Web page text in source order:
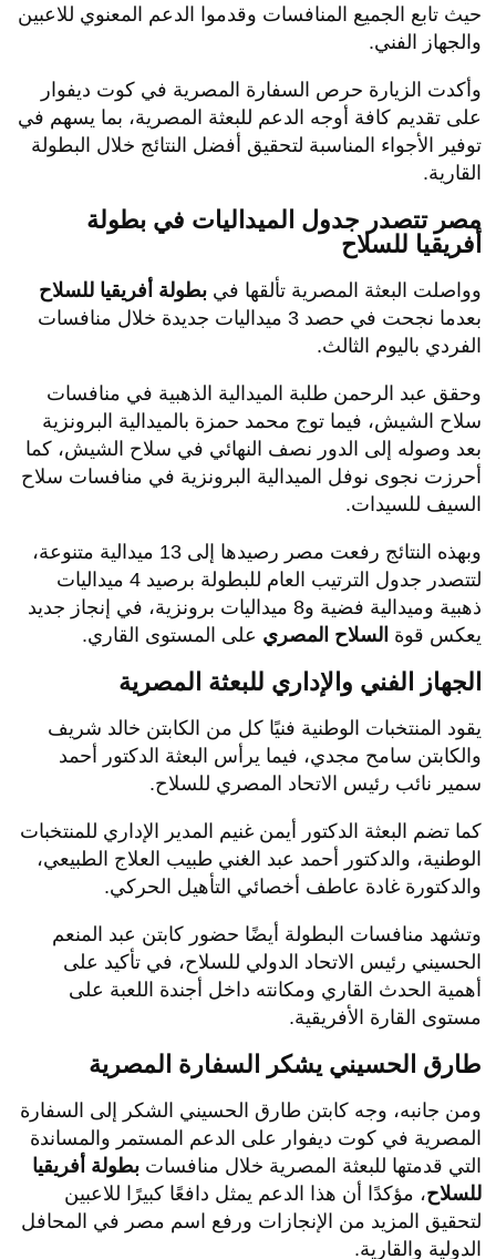
حيث تابع الجميع المنافسات وقدموا الدعم المعنوي للاعبين
والجهاز الفني.
وأكدت الزيارة حرص السفارة المصرية في كوت ديفوار
على تقديم كافة أوجه الدعم للبعثة المصرية، بما يسهم في
توفير الأجواء المناسبة لتحقيق أفضل النتائج خلال البطولة
القارية.
مصر تتصدر جدول الميداليات في بطولة
أفريقيا للسلاح
وواصلت البعثة المصرية تألقها في بطولة أفريقيا للسلاح
بعدما نجحت في حصد 3 ميداليات جديدة خلال منافسات
الفردي باليوم الثالث.
وحقق عبد الرحمن طلبة الميدالية الذهبية في منافسات
سلاح الشيش، فيما توج محمد حمزة بالميدالية البرونزية
بعد وصوله إلى الدور نصف النهائي في سلاح الشيش، كما
أحرزت نجوى نوفل الميدالية البرونزية في منافسات سلاح
السيف للسيدات.
وبهذه النتائج رفعت مصر رصيدها إلى 13 ميدالية متنوعة،
لتتصدر جدول الترتيب العام للبطولة برصيد 4 ميداليات
ذهبية وميدالية فضية و8 ميداليات برونزية، في إنجاز جديد
يعكس قوة السلاح المصري على المستوى القاري.
الجهاز الفني والإداري للبعثة المصرية
يقود المنتخبات الوطنية فنيًا كل من الكابتن خالد شريف
والكابتن سامح مجدي، فيما يرأس البعثة الدكتور أحمد
سمير نائب رئيس الاتحاد المصري للسلاح.
كما تضم البعثة الدكتور أيمن غنيم المدير الإداري للمنتخبات
الوطنية، والدكتور أحمد عبد الغني طبيب العلاج الطبيعي،
والدكتورة غادة عاطف أخصائي التأهيل الحركي.
وتشهد منافسات البطولة أيضًا حضور كابتن عبد المنعم
الحسيني رئيس الاتحاد الدولي للسلاح، في تأكيد على
أهمية الحدث القاري ومكانته داخل أجندة اللعبة على
مستوى القارة الأفريقية.
طارق الحسيني يشكر السفارة المصرية
ومن جانبه، وجه كابتن طارق الحسيني الشكر إلى السفارة
المصرية في كوت ديفوار على الدعم المستمر والمساندة
التي قدمتها للبعثة المصرية خلال منافسات بطولة أفريقيا
للسلاح، مؤكدًا أن هذا الدعم يمثل دافعًا كبيرًا للاعبين
لتحقيق المزيد من الإنجازات ورفع اسم مصر في المحافل
الدولية والقارية.